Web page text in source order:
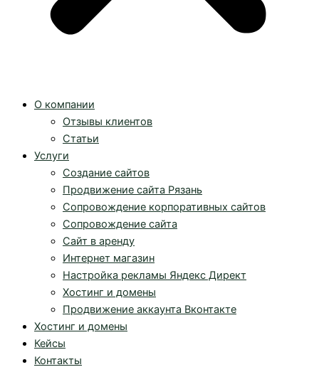
О компании
Отзывы клиентов
Статьи
Услуги
Создание сайтов
Продвижение сайта Рязань
Сопровождение корпоративных сайтов
Сопровождение сайта
Сайт в аренду
Интернет магазин
Настройка рекламы Яндекс Директ
Хостинг и домены
Продвижение аккаунта Вконтакте
Хостинг и домены
Кейсы
Контакты